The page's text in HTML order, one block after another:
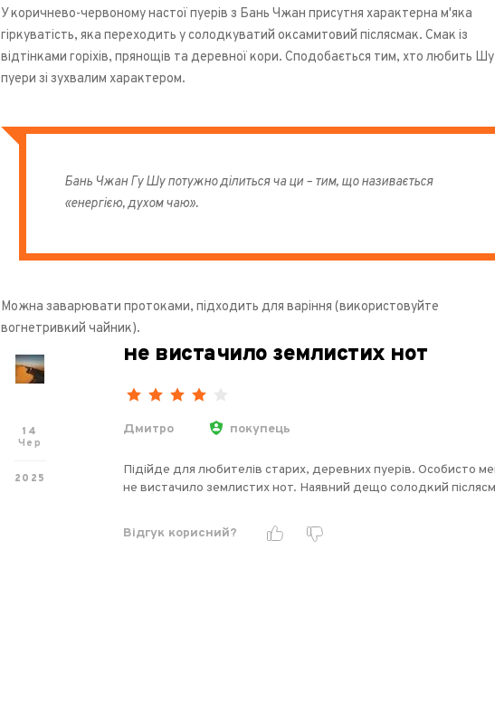
У коричнево-червоному настої пуерів з Бань Чжан присутня характерна м'яка
гіркуватість, яка переходить у солодкуватий оксамитовий післясмак. Смак із
відтінками горіхів, прянощів та деревної кори. Сподобається тим, хто любить Шу
пуери зі зухвалим характером.
Бань Чжан Гу Шу потужно ділиться ча ци – тим, що називається
«енергією, духом чаю».
Можна заварювати протоками, підходить для варіння (використовуйте
вогнетривкий чайник).
14
Чер
2025
не вистачило землистих нот
Дмитро покупець
Підійде для любителів старих, деревних пуерів. Особисто
не вистачило землистих нот. Наявний дещо солодкий
Відгук корисний?